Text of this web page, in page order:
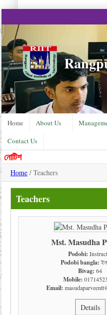
Home About Us
Contact Us
নোটিশ
Home / Teachers
Teachers
Mst. Masudha
Podobi:
Podobi bangla:
Bivag: 64
Mobile:
Email:
Details